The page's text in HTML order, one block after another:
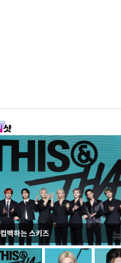
컴백하는 스키즈
입추 코앞인데 전국엔 찜통 더위